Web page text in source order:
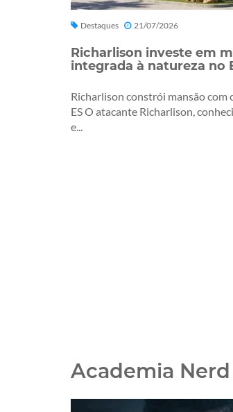
Destaques 21/07/2026
Richarlison investe em
integrada à natureza no
Richarlison constrói mansão com
ES O atacante Richarlison,
e...
Academia Nerd